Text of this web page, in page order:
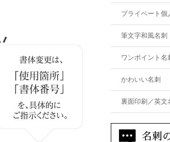
プライベート個
筆文字和風名刺
ワンポイント名
かわいい名刺
裏面印刷／英文
名刺